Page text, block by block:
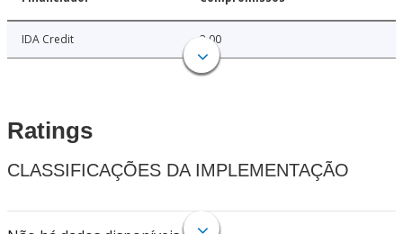
IDA Credit 3.00
Ratings
CLASSIFICAÇÕES DA IMPLEMENTAÇÃO